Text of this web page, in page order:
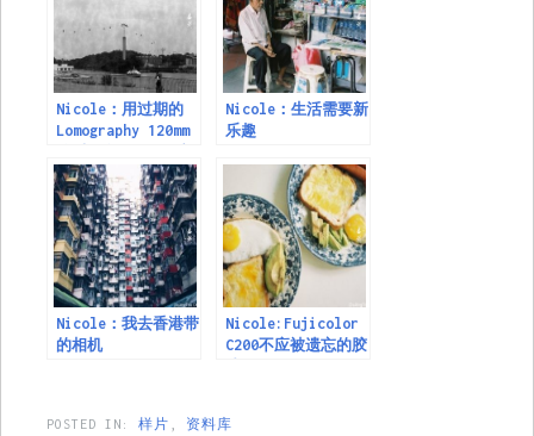
Nicole：用过期的
Lomography 120mm
片拍摄
Nicole：生活需要新
乐趣
Nicole：我去香港带
的相机
Nicole:Fujicolor
C200不应被遗忘的胶
POSTED IN: 样片
资料库